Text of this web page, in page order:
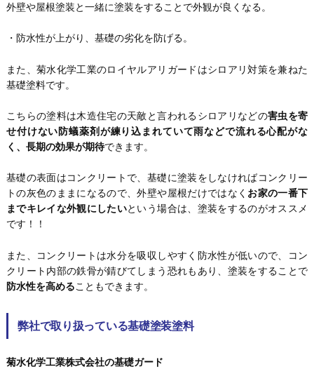
外壁や屋根塗装と一緒に塗装をすることで外観が良くなる。
・防水性が上がり、基礎の劣化を防げる。
また、菊水化学工業のロイヤルアリガードはシロアリ対策を兼ねた
基礎塗料です。
こちらの塗料は木造住宅の天敵と言われるシロアリなどの害虫を寄
せ付けない防蟻薬剤が練り込まれていて雨などで流れる心配がな
く、長期の効果が期待できます。
基礎の表面はコンクリートで、基礎に塗装をしなければコンクリー
トの灰色のままになるので、外壁や屋根だけではなく お家の一番下
までキレイな外観にしたいという場合は、塗装をするのがオススメ
です！！
また、コンクリートは水分を吸収しやすく防水性が低いので、コン
クリート内部の鉄骨が錆びてしまう恐れもあり、塗装をすることで
防水性を高めることもできます。
弊社で取り扱っている基礎塗装塗料
菊水化学工業株式会社の基礎ガード